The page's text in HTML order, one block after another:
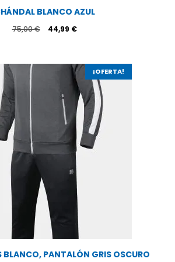
BLANCO AZUL
75,00€
El
75,00 €.
44,99 €El
44,99 €.¡OFERTA!
BLANCO, PANTALÓN GRIS OSCURO